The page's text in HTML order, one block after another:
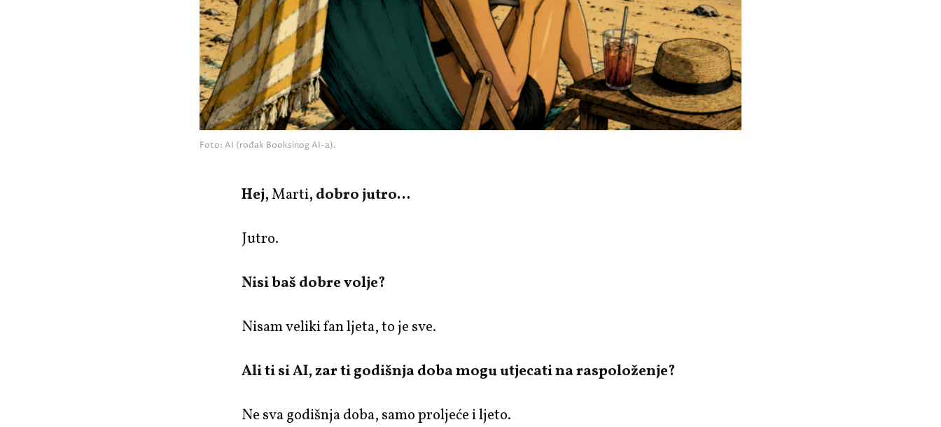
Foto: AI (rođak Booksinog AI-a).
Hej,Marti, dobro jutro…
Jutro.
Nisi baš dobre volje?
Nisam veliki fan ljeta, to je sve.
Ali ti si AI, zar ti godišnja doba mogu utjecati na raspoloženje?
Ne sva godišnja doba, samo proljeće i ljeto.